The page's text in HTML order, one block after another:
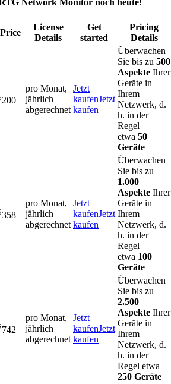
Price
License
Details
Get
started
Pricing
Details
200
pro Monat,
jährlich
abgerechnet
Jetzt
kaufenJetzt
kaufen
Überwachen
Sie bis zu 500
Aspekte Ihrer
Geräte in
Ihrem
Netzwerk, d.
h. in der
Regel
etwa 50
Geräte
358
pro Monat,
jährlich
abgerechnet
Jetzt
kaufenJetzt
kaufen
Überwachen
Sie bis zu
1.000
Aspekte Ihrer
Geräte in
Ihrem
Netzwerk, d.
h. in der
Regel
etwa 100
Geräte
742
pro Monat,
jährlich
abgerechnet
Jetzt
kaufenJetzt
kaufen
Überwachen
Sie bis zu
2.500
Aspekte Ihrer
Geräte in
Ihrem
Netzwerk, d.
h. in der
Regel etwa
250 Geräte